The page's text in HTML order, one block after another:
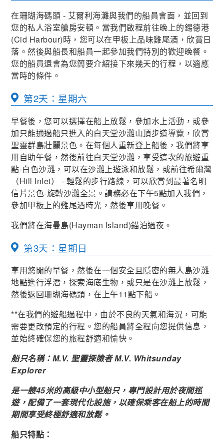
在珊瑚海碼頭 - 艾爾利海灘與我們的船員會面，並回到
您的私人浴室艙房安頓。當我們啟程前往晚上的錫德港
(Cid Harbour)時，您可以在甲板上品味雞尾酒，欣賞日
落。然後與船長和船員一起參加我們特別的歡迎晚餐。
您的船員還會為您簡要介紹接下來幾天的行程，以適應
當時的條件。
第2天：星期六
早餐後，您可以選擇在船上放鬆，參加水上活動，或參
加只能通過船只進入的白天堂沙灘山頂步道導覽，欣賞
聖靈群島壯麗景色。在每個人重新登上船後，我們將享
用自助午餐，然後前往白天堂沙灘，享受這次的旅遊重
點-白色沙灘，可以在沙灘上遊泳和放鬆，或前往希爾灣
（Hill Inlet） - 輕鬆的步行路線，可以欣賞到最著名明
信片景色-旋轉沙灘全景。請務必在下午5點加入我們，
參加甲板上的雞尾酒時光，然後享用晚餐。
我們將在海曼島(Hayman Island)錨泊過夜。
第3天：星期日
享用悠閒的早餐，然後在一個安全且隱密的無人島沙灘
地點進行浮潛，探索海底生物，或只是在沙灘上放鬆，
然後返回珊瑚海碼頭，在上午11點下船。
**在我們的遊船過程中，由於不良的天氣和海況，可能
需要更改預定的行程。您的船員將全程向您提供信息，
並始終確保您的旅程舒適和愉快。
船只名稱：M.V. 聖靈探險者 M.V. Whitsunday
Explorer
是一艘45米的高級中小型船只，專門設計用於夜間巡
遊，配備了一套現代化設施，以確保乘客在船上的時間
期間享受終極舒適和放鬆。
船只特點：